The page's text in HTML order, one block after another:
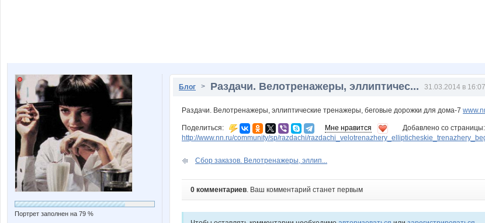
Портрет заполнен на 79 %
Блог > Раздачи. Велотренажеры, эллиптичес... 31.03.2014 в 16:07
Раздачи. Велотренажеры, эллиптические тренажеры, беговые дорожки для дома-7
Поделиться: Мне нравится
Добавлено со страницы:
http://www.nn.ru/community/sp/razdachi/
Сбор заказов. Велотренажеры, эллип...
0 комментариев. Ваш комментарий станет первым